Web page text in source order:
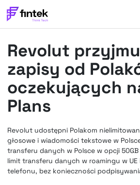
BANKOWOŚĆ
EVENTY
FELIETONY
WYWIADY
LEGAL
FINTEKEXTRA
OKIEM EKSPERTA
Revolut
zapisy od
oczekujących
Plans
Revolut udostępni Polakom
głosowe i wiadomości tekstowe w
transferu danych w Polsce w opcji
limit transferu danych w roamingu w
telefonu, bez konieczności